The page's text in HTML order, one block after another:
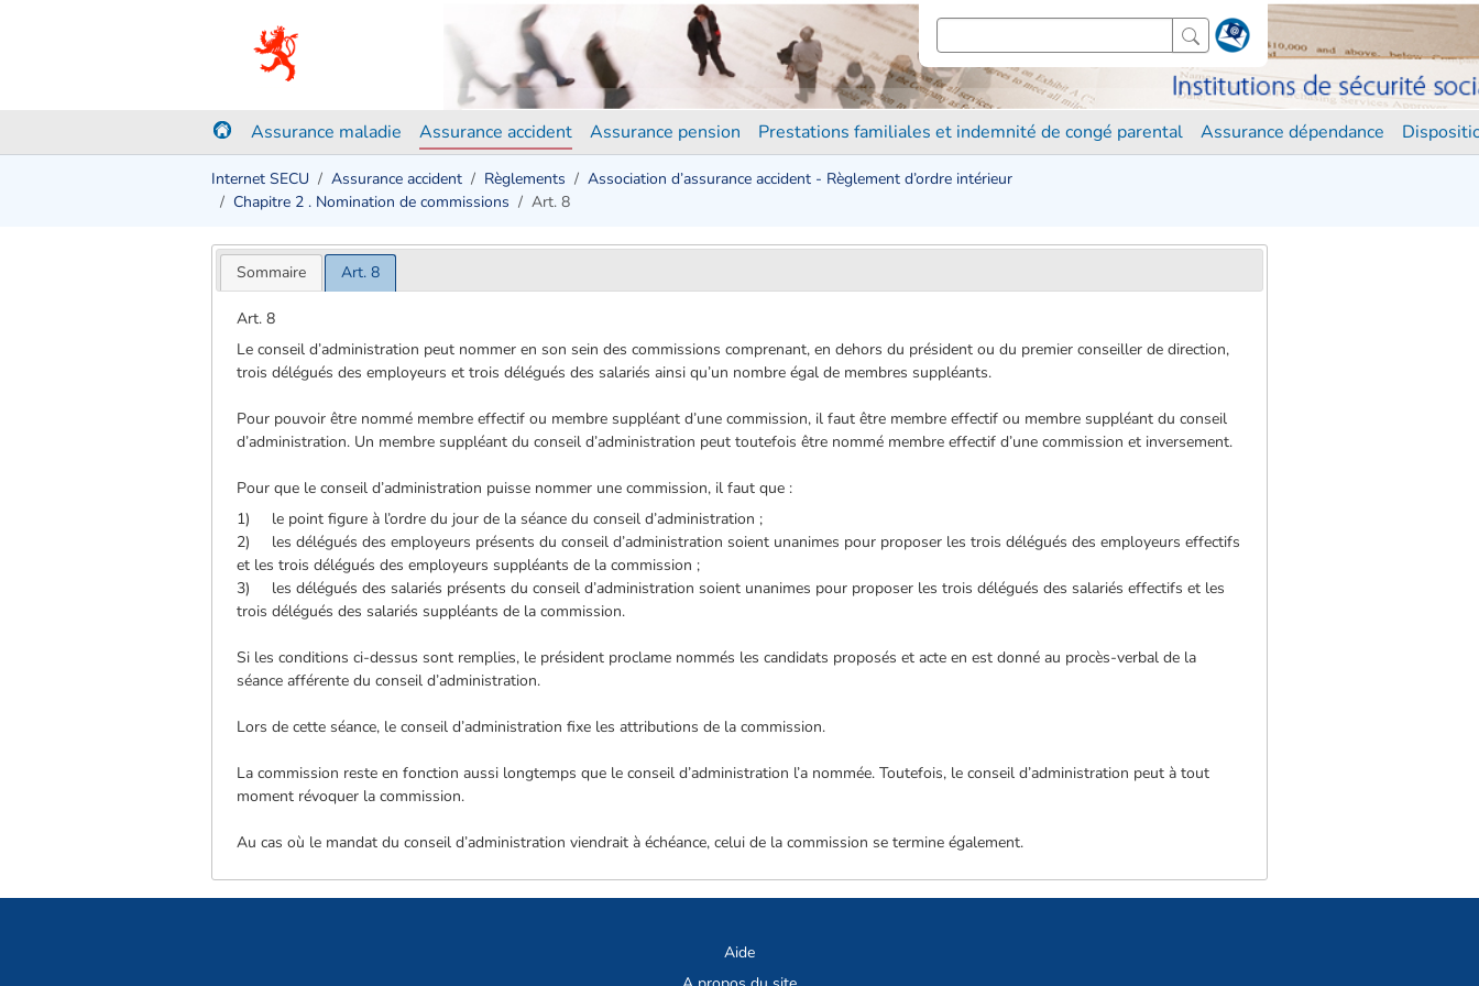
Assurance maladie Assurance accident Assurance pension Prestations familiales et indemnité de congé parental Assurance dépendance
Internet SECU Assurance accident Règlements
Association d’assurance accident - Règlement d’ordre intérieur
Chapitre 2 . Nomination de commissions
Art. 8
Sommaire Art. 8
Art. 8
Le conseil d’administration peut nommer en son sein des commissions comprenant, en dehors du président ou du premier conseiller de direction,
trois délégués des employeurs et trois délégués des salariés ainsi qu’un nombre égal de membres suppléants.
Pour pouvoir être nommé membre effectif ou membre suppléant d’une commission, il faut être membre effectif ou membre suppléant du conseil
d’administration. Un membre suppléant du conseil d’administration peut toutefois être nommé membre effectif d’une commission et inversement.
Pour que le conseil d’administration puisse nommer une commission, il faut que :
1) le point figure à l’ordre du jour de la séance du conseil d’administration ;
2) les délégués des employeurs présents du conseil d’administration soient unanimes pour proposer les trois délégués des employeurs effectifs
et les trois délégués des employeurs suppléants de la commission ;
3) les délégués des salariés présents du conseil d’administration soient unanimes pour proposer les trois délégués des salariés effectifs et les
trois délégués des salariés suppléants de la commission.
Si les conditions ci-dessus sont remplies, le président proclame nommés les candidats proposés et acte en est donné au procès-verbal de la
séance afférente du conseil d’administration.
Lors de cette séance, le conseil d’administration fixe les attributions de la commission.
La commission reste en fonction aussi longtemps que le conseil d’administration l’a nommée. Toutefois, le conseil d’administration peut à tout
moment révoquer la commission.
Au cas où le mandat du conseil d’administration viendrait à échéance, celui de la commission se termine également.
Aide